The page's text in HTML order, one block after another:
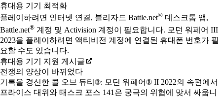
휴대용 기기 최적화
플레이하려면 인터넷 연결, 블리자드 Battle.net® 데스크톱 앱,
Battle.net® 계정 및 Activision 계정이 필요합니다. 모던 워페어 III
2023을 플레이하려면 액티비전 계정에 연결된 휴대폰 번호가 필
요할 수도 있습니다.
휴대용 기기 지원 게시글
전쟁의 양상이 바뀌었다
기록을 경신한 콜 오브 듀티®: 모던 워페어® II 2022의 속편에서
프라이스 대위와 태스크 포스 141은 궁극의 위협에 맞서 싸웁니